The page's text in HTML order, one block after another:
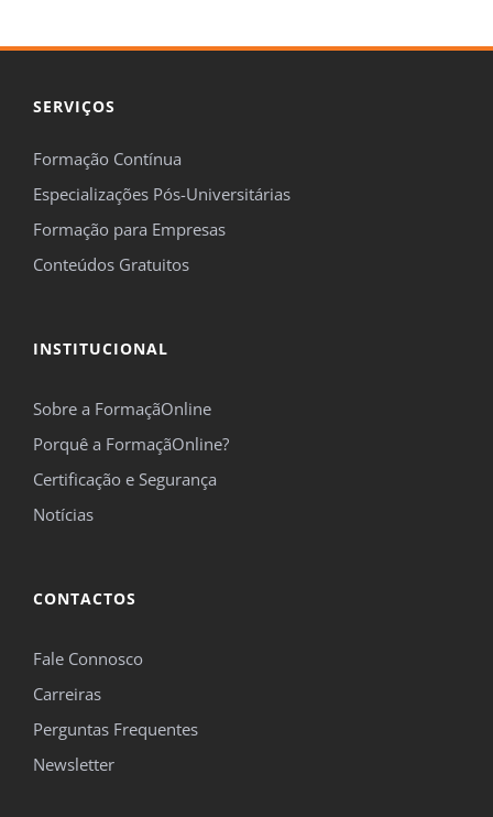
SERVIÇOS
Formação Contínua
Especializações Pós-Universitárias
Formação para Empresas
Conteúdos Gratuitos
INSTITUCIONAL
Sobre a FormaçãOnline
Porquê a FormaçãOnline?
Certificação e Segurança
Notícias
CONTACTOS
Fale Connosco
Carreiras
Perguntas Frequentes
Newsletter